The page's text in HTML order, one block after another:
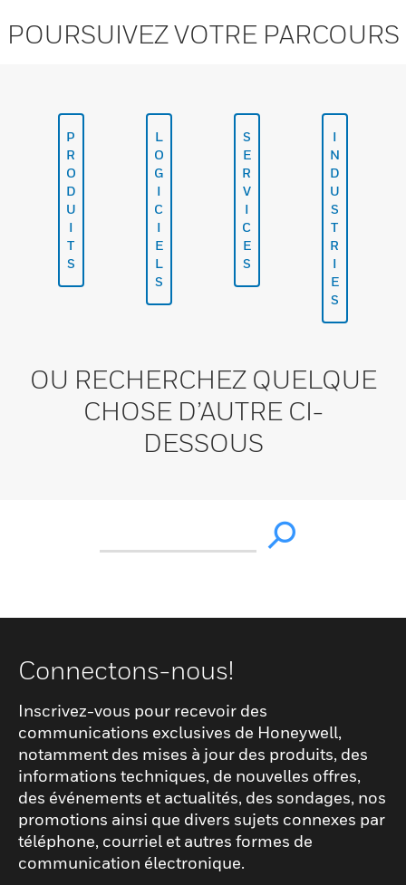
POURSUIVEZ VOTRE PARCOURS
P
R
O
D
U
I
T
S
L
O
G
I
C
I
E
L
S
S
E
R
V
I
C
E
S
I
N
D
U
S
T
R
I
E
S
OU RECHERCHEZ QUELQUE
CHOSE D’AUTRE CI-
DESSOUS
Connectons-nous!
Inscrivez-vous pour recevoir des
communications exclusives de Honeywell,
notamment des mises à jour des produits, des
informations techniques, de nouvelles offres,
des événements et actualités, des sondages, nos
promotions ainsi que divers sujets connexes par
téléphone, courriel et autres formes de
communication électronique.